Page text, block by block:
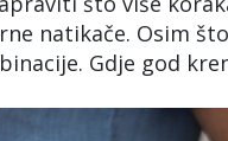
natikače. Osim
Gdje god